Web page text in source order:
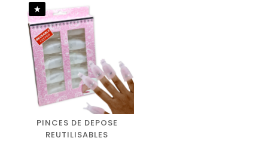
PINCES DE DEPOSE
REUTILISABLES